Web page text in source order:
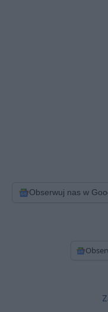
Obserwuj nas w